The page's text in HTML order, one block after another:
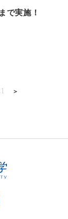
で実施！
＞